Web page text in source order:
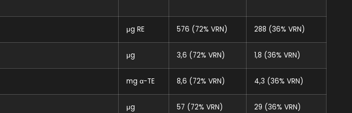
μg RE 576 (72% VRN) 288 (36% VRN)
μg 3,6 (72% VRN) 1,8 (36% VRN)
mg α-TE 8,6 (72% VRN) 4,3 (36% VRN)
μg 57 (72% VRN) 29 (36% VRN)